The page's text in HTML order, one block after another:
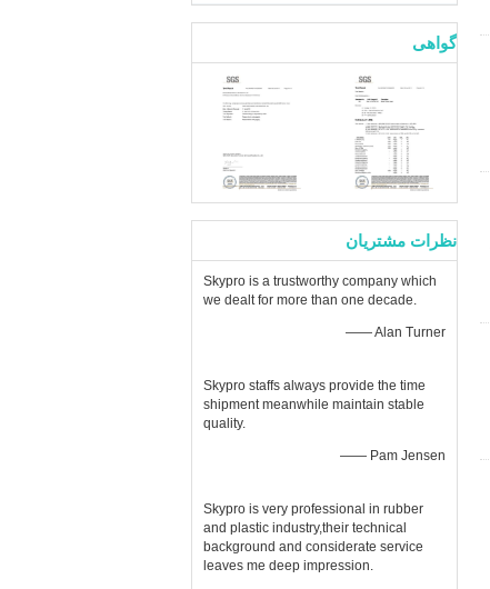
گواهی
نظرات مشتریان
Skypro is a trustworthy company which
we dealt for more than one decade.
—— Alan Turner
Skypro staffs always provide the time
shipment meanwhile maintain stable
quality.
—— Pam Jensen
Skypro is very professional in rubber
and plastic industry,their technical
background and considerate service
leaves me deep impression.